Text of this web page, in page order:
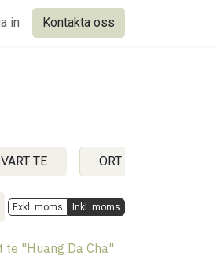
in Kontakta oss
TE ÖRT FRUKT OCH
Exkl. moms Inkl. moms
te "Huang Da Cha"